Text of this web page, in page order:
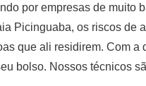
por empresas de muito
Picinguaba, os riscos de
que ali residirem. Com
bolso. Nossos técnicos